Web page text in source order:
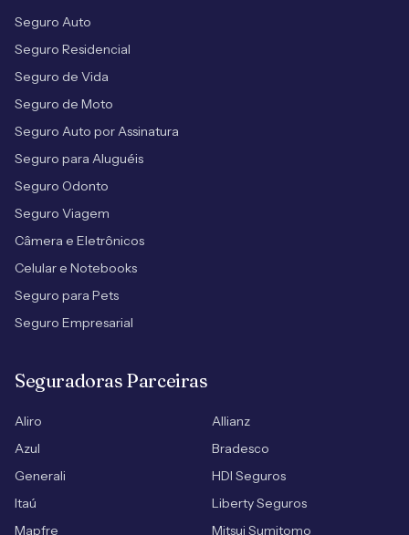
Seguro Auto
Seguro Residencial
Seguro de Vida
Seguro de Moto
Seguro Auto por Assinatura
Seguro para Aluguéis
Seguro Odonto
Seguro Viagem
Câmera e Eletrônicos
Celular e Notebooks
Seguro para Pets
Seguro Empresarial
Seguradoras Parceiras
Aliro
Allianz
Azul
Bradesco
Generali
HDI Seguros
Itaú
Liberty Seguros
Mapfre
Mitsui Sumitomo